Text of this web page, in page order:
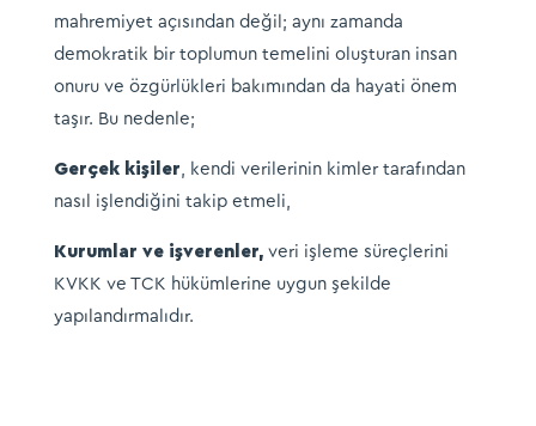
mahremiyet açısından değil; aynı zamanda
demokratik bir toplumun temelini oluşturan insan
onuru ve özgürlükleri bakımından da hayati önem
taşır. Bu nedenle;
Gerçek kişiler, kendi verilerinin kimler tarafından
nasıl işlendiğini takip etmeli,
Kurumlar ve işverenler,veri işleme süreçlerini
KVKK ve TCK hükümlerine uygun şekilde
yapılandırmalıdır.